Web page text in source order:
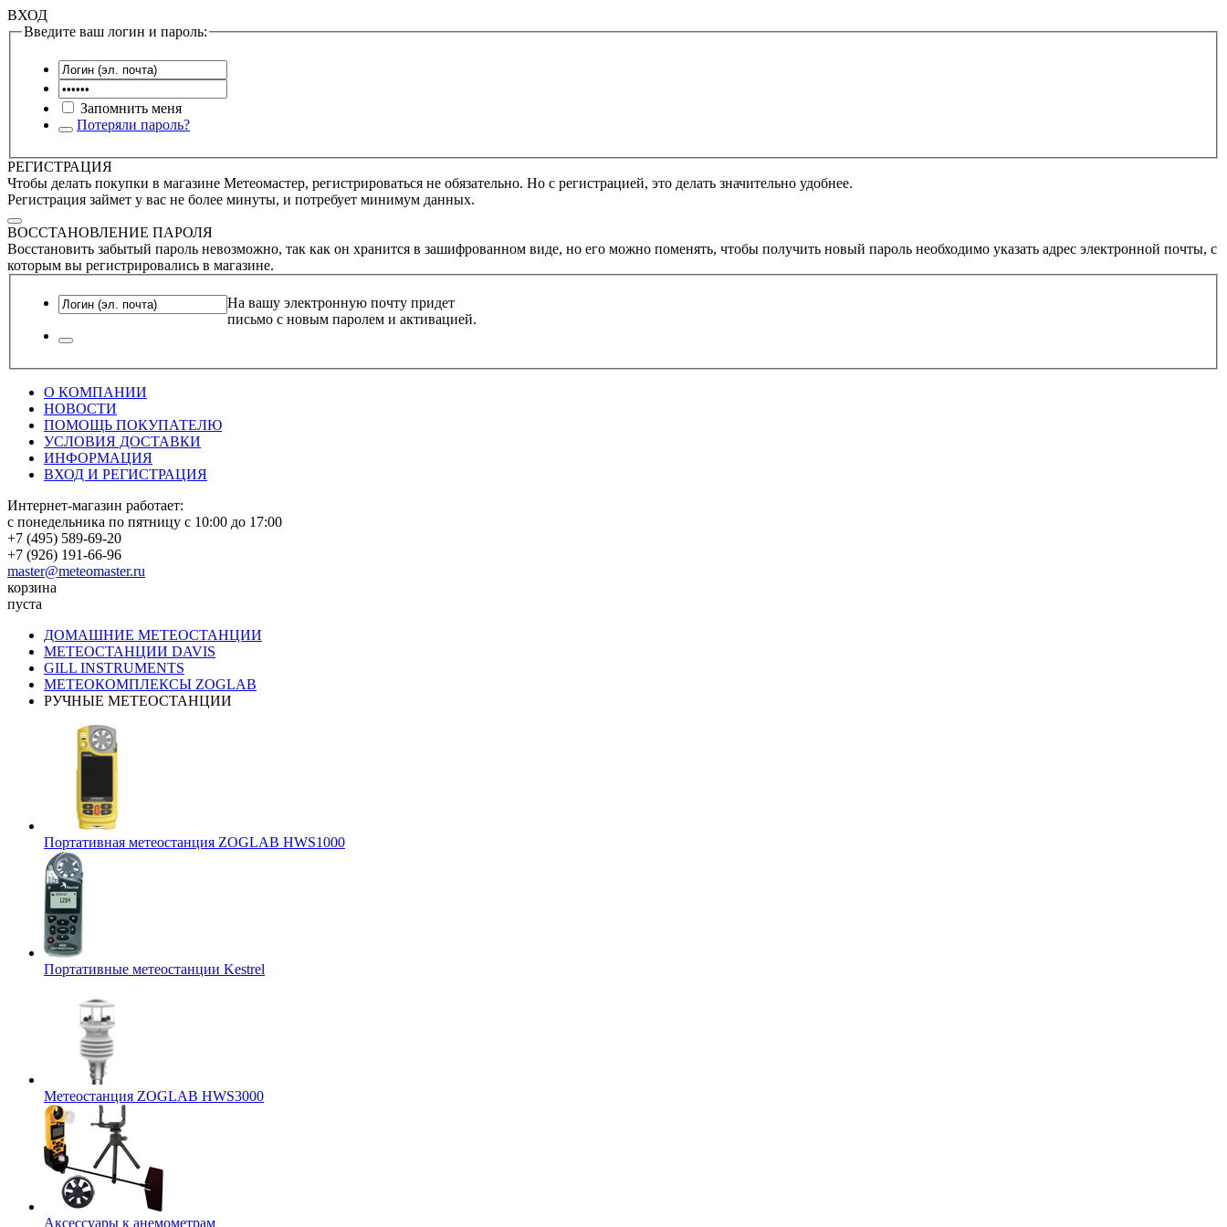
ВХОД
Введите ваш логин и пароль:
Запомнить меня
Потеряли пароль?
РЕГИСТРАЦИЯ
Чтобы делать покупки в магазине Метеомастер, регистрироваться не обязательно. Но с регистрацией, это делать значительно удобнее.
Регистрация займет у вас не более минуты, и потребует минимум данных.
ВОССТАНОВЛЕНИЕ ПАРОЛЯ
Восстановить забытый пароль невозможно, так как он хранится в зашифрованном виде, но его можно поменять, чтобы получить новый пароль необходимо указать адрес электронной почты, с
которым вы регистрировались в магазине.
На вашу электронную почту придет
письмо с новым паролем и активацией.
О КОМПАНИИ
НОВОСТИ
ПОМОЩЬ ПОКУПАТЕЛЮ
УСЛОВИЯ ДОСТАВКИ
ИНФОРМАЦИЯ
ВХОД И РЕГИСТРАЦИЯ
Интернет-магазин работает:
с понедельника по пятницу с 10:00 до 17:00
+7 (495) 589-69-20
+7 (926) 191-66-96
master@meteomaster.ru
корзина
пуста
ДОМАШНИЕ МЕТЕОСТАНЦИИ
МЕТЕОСТАНЦИИ DAVIS
GILL INSTRUMENTS
МЕТЕОКОМПЛЕКСЫ ZOGLAB
РУЧНЫЕ МЕТЕОСТАНЦИИ
Портативная метеостанция ZOGLAB HWS1000
Портативные метеостанции Kestrel
Mетеостанция ZOGLAB HWS3000
Аксессуары к анемометрам